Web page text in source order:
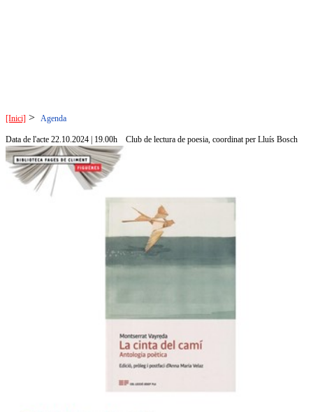
[Inici] > Agenda
Data de l'acte 22.10.2024 | 19.00h Club de lectura de poesia, coordinat per Lluís Bosch